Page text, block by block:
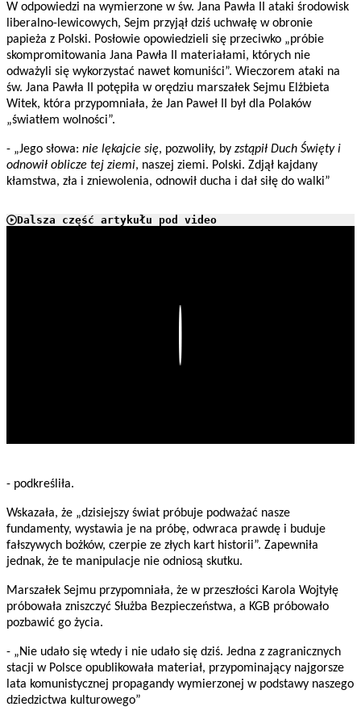
W odpowiedzi na wymierzone w św. Jana Pawła II ataki środowisk
liberalno-lewicowych, Sejm przyjął dziś uchwałę w obronie
papieża z Polski. Posłowie opowiedzieli się przeciwko „próbie
skompromitowania Jana Pawła II materiałami, których nie
odważyli się wykorzystać nawet komuniści”. Wieczorem ataki na
św. Jana Pawła II potępiła w orędziu marszałek Sejmu Elżbieta
Witek, która przypomniała, że Jan Paweł II był dla Polaków
„światłem wolności”.
- „Jego słowa: nie lękajcie się, pozwoliły, by zstąpił Duch Święty i
odnowił oblicze tej ziemi, naszej ziemi. Polski. Zdjął kajdany
kłamstwa, zła i zniewolenia, odnowił ducha i dał siłę do walki”
Dalsza część artykułu pod video
- podkreśliła.
Wskazała, że „dzisiejszy świat próbuje podważać nasze
fundamenty, wystawia je na próbę, odwraca prawdę i buduje
fałszywych bożków, czerpie ze złych kart historii”. Zapewniła
jednak, że te manipulacje nie odniosą skutku.
Marszałek Sejmu przypomniała, że w przeszłości Karola Wojtyłę
próbowała zniszczyć Służba Bezpieczeństwa, a KGB próbowało
pozbawić go życia.
- „Nie udało się wtedy i nie udało się dziś. Jedna z zagranicznych
stacji w Polsce opublikowała materiał, przypominający najgorsze
lata komunistycznej propagandy wymierzonej w podstawy naszego
dziedzictwa kulturowego”